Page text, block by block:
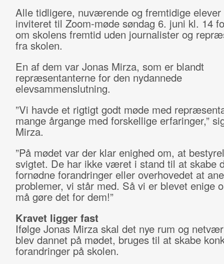
Alle tidligere, nuværende og fremtidige elever
inviteret til Zoom-møde søndag 6. juni kl. 14
om skolens fremtid uden journalister og
fra skolen.
En af dem var Jonas Mirza, som er blandt
repræsentanterne for den nydannede
elevsammenslutning.
”Vi havde et rigtigt godt møde med
mange årgange med forskellige erfaringer,”
Mirza.
”På mødet var der klar enighed om, at
svigtet. De har ikke været i stand til at skabe
fornødne forandringer eller overhovedet at
problemer, vi står med. Så vi er blevet enige
må gøre det for dem!”
Kravet ligger fast
Ifølge Jonas Mirza skal det nye rum og
blev dannet på mødet, bruges til at skabe
forandringer på skolen.